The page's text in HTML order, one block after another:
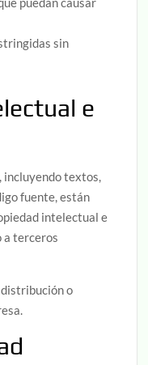
sin
e
incluyendo textos,
fuente, están
intelectual e
a terceros
o